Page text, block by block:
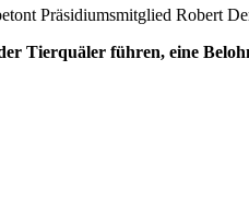
Präsidiumsmitglied Robert
Tierquäler führen, eine